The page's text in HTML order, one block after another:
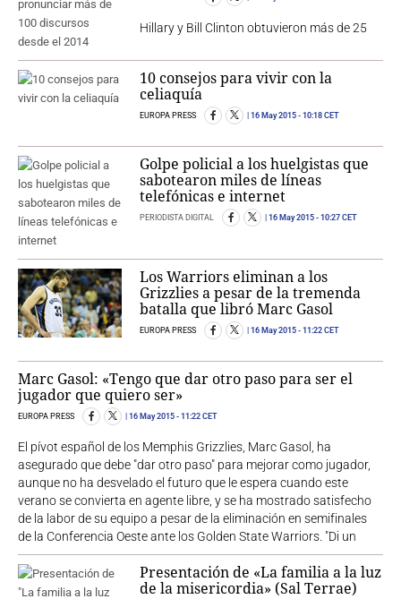
Hillary y Bill Clinton obtuvieron más de 25
10 consejos para vivir con la
celiaquía
EUROPA PRESS 16 May 2015 - 10:18 CET
Golpe policial a los huelgistas que
sabotearon miles de líneas
telefónicas e internet
PERIODISTA DIGITAL 16 May 2015 - 10:27 CET
Los Warriors eliminan a los
Grizzlies a pesar de la tremenda
batalla que libró Marc Gasol
EUROPA PRESS 16 May 2015 - 11:22 CET
Marc Gasol: «Tengo que dar otro paso para ser el
jugador que quiero ser»
EUROPA PRESS 16 May 2015 - 11:22 CET
El pívot español de los Memphis Grizzlies, Marc Gasol, ha
asegurado que debe "dar otro paso" para mejorar como jugador,
aunque no ha desvelado el futuro que le espera cuando este
verano se convierta en agente libre, y se ha mostrado satisfecho
de la labor de su equipo a pesar de la eliminación en semifinales
de la Conferencia Oeste ante los Golden State Warriors. "Di un
Presentación de «La familia a la luz
de la misericordia» (Sal Terrae)